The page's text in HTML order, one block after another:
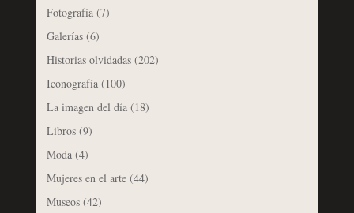
Fotografía(7)
Galerías(6)
Historias olvidadas(202)
Iconografía(100)
La imagen del día(18)
Libros(9)
Moda(4)
Mujeres en el arte(44)
Museos(42)